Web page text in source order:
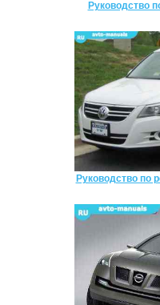
Руководство
Руководство по